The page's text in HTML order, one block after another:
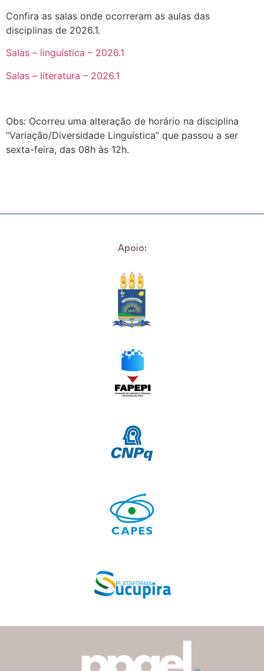
Confira as salas onde ocorreram as aulas das
disciplinas de 2026.1.
Salas – linguística – 2026.1
Salas – literatura – 2026.1
Obs: Ocorreu uma alteração de horário na disciplina
“Variação/Diversidade Linguística” que passou a ser
sexta-feira, das 08h às 12h.
Apoio: